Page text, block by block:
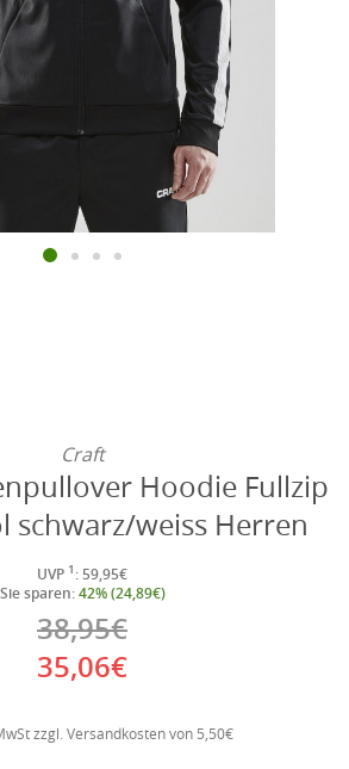
Craft
Hoodie Fullzip
schwarz/weiss Herren
UVP 1 : 59,95€
Sie sparen:42% (24,89€)
38,95€
35,06€
zzgl. Versandkosten von 5,50€